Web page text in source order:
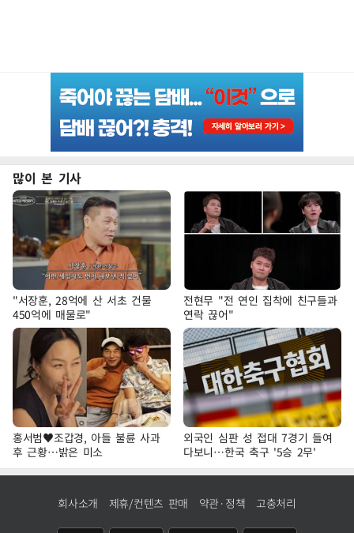
많이 본 기사
"서장훈, 28억에 산 서초 건물
450억에 매물로"
전현무 "전 연인 집착에 친구들과
연락 끊어"
홍서범♥조갑경, 아들 불륜 사과
후 근황…밝은 미소
외국인 심판 성 접대 7경기 들여
다보니…한국 축구 '5승 2무'
회사소개 제휴/컨텐츠 판매 약관·정책 고충처리